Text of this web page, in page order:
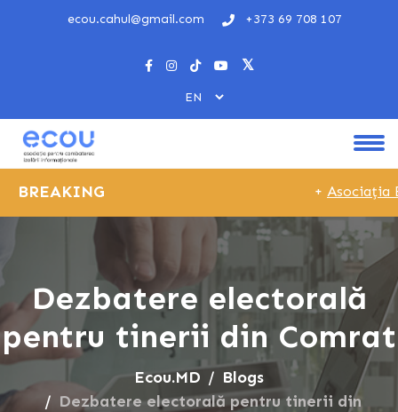
ecou.cahul@gmail.com +373 69 708 107
BREAKING +Asociația
Dezbatere electorală
pentru tinerii din Comrat
Ecou.MD
Blogs
Dezbatere electorală pentru tinerii din